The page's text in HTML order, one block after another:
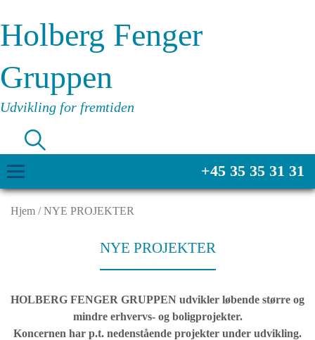
Holberg Fenger
Gruppen
Udvikling for fremtiden
+45 35 35 31 31
Hjem /NYE PROJEKTER
NYE PROJEKTER
HOLBERG FENGER GRUPPEN udvikler løbende større og
mindre erhvervs- og boligprojekter.
Koncernen har p.t. nedenstående projekter under udvikling.